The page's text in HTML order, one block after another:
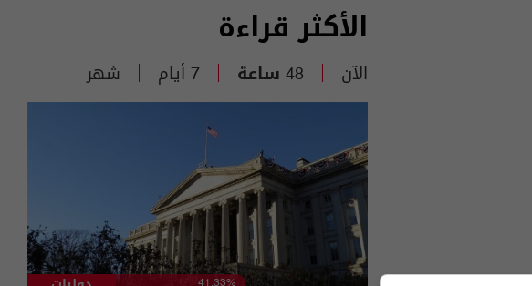
الأكثر قراءة
الآن 48 ساعة 7 أيام شهر
41.33%